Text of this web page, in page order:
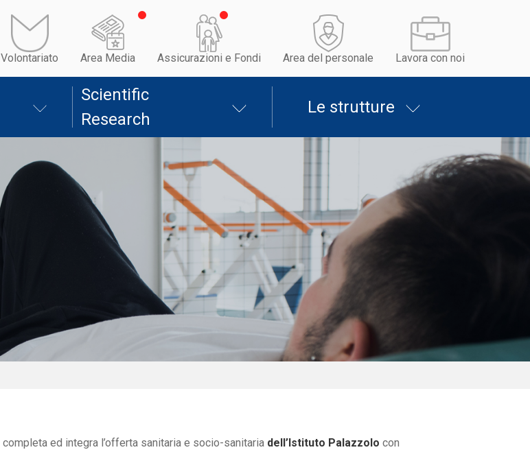
Volontariato Area Media Assicurazioni e Fondi Area del personale Lavora con noi
Scientific
Research
Le strutture
completa ed integra l’offerta sanitaria e socio-sanitaria dell’Istituto Palazzolo con